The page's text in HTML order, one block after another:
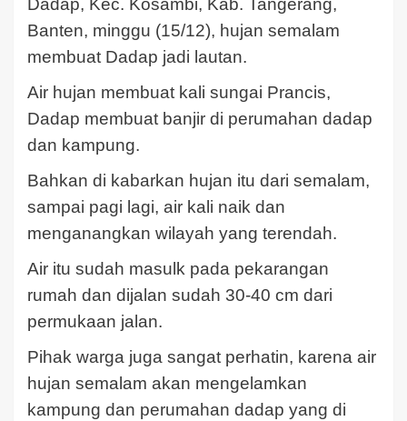
Dadap, Kec. Kosambi, Kab. Tangerang,
Banten, minggu (15/12), hujan semalam
membuat Dadap jadi lautan.
Air hujan membuat kali sungai Prancis,
Dadap membuat banjir di perumahan dadap
dan kampung.
Bahkan di kabarkan hujan itu dari semalam,
sampai pagi lagi, air kali naik dan
menganangkan wilayah yang terendah.
Air itu sudah masulk pada pekarangan
rumah dan dijalan sudah 30-40 cm dari
permukaan jalan.
Pihak warga juga sangat perhatin, karena air
hujan semalam akan mengelamkan
kampung dan perumahan dadap yang di